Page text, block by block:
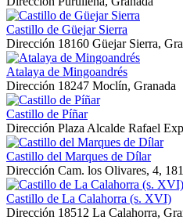
Castillo de Güejar Sierra
Dirección 18160 Güejar Sierra,
Atalaya de Mingoandrés
Dirección 18247 Moclín, Granada
Castillo de Píñar
Dirección Plaza Alcalde Rafael
Castillo del Marques de Dílar
Dirección Cam. los Olivares, 4,
Castillo de La Calahorra (s. XVI)
Dirección 18512 La Calahorra,